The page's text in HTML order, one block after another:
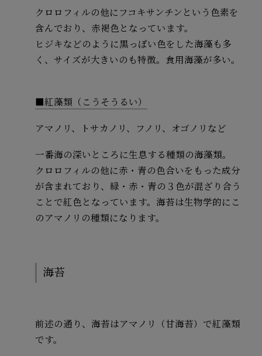
クロロフィルの他にフコキサンチンという色素を
含んでおり、赤褐色となっています。
ヒジキなどのように黒っぽい色をした海藻も多
く、サイズが大きいのも特徴。食用海藻が多い。
■紅藻類（こうそうるい）
アマノリ、トサカノリ、フノリ、オゴノリなど
一番海の深いところに生息する種類の海藻類。
クロロフィルの他に赤・青の色合いをもった成分
が含まれており、緑・赤・青の３色が混ざり合う
ことで紅色となっています。海苔は生物学的にこ
のアマノリの種類になります。
海苔
前述の通り、海苔はアマノリ（甘海苔）で紅藻類
です。